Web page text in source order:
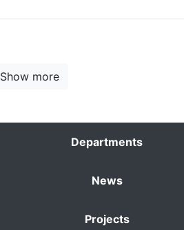
Show more
Departments
News
Projects